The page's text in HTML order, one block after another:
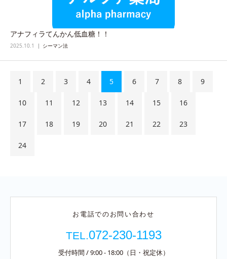
アナフィラてんかん低血糖！！
2025.10.1 シーマン法
1 2 3 4 5 6 7 8 9
10 11 12 13 14 15 16
17 18 19 20 21 22 23
24
お電話でのお問い合わせ
TEL.072-230-1193
受付時間 / 9:00 - 18:00（日・祝定休）